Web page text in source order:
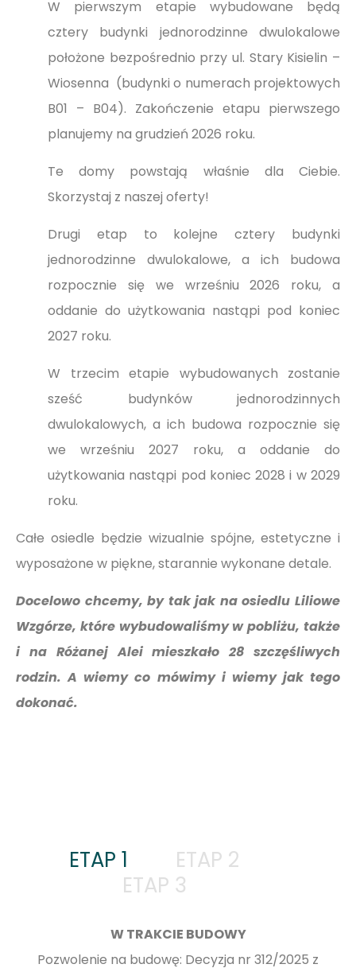
W pierwszym etapie wybudowane będą
cztery budynki jednorodzinne dwulokalowe
położone bezpośrednio przy ul. Stary Kisielin –
Wiosenna (budynki o numerach projektowych
B01 – B04). Zakończenie etapu pierwszego
planujemy na grudzień 2026 roku.
Te domy powstają właśnie dla Ciebie.
Skorzystaj z naszej oferty!
Drugi etap to kolejne cztery budynki
jednorodzinne dwulokalowe, a ich budowa
rozpocznie się we wrześniu 2026 roku, a
oddanie do użytkowania nastąpi pod koniec
2027 roku.
W trzecim etapie wybudowanych zostanie
sześć budynków jednorodzinnych
dwulokalowych, a ich budowa rozpocznie się
we wrześniu 2027 roku, a oddanie do
użytkowania nastąpi pod koniec 2028 i w 2029
roku.
Całe osiedle będzie wizualnie spójne, estetyczne i
wyposażone w piękne, starannie wykonane detale.
Docelowo chcemy, by tak jak na osiedlu Liliowe
Wzgórze, które wybudowaliśmy w pobliżu, także
i na Różanej Alei mieszkało 28 szczęśliwych
rodzin. A wiemy co mówimy i wiemy jak tego
dokonać.
ETAP 1
ETAP 2
ETAP 3
W TRAKCIE BUDOWY
Pozwolenie na budowę: Decyzja nr 312/2025 z